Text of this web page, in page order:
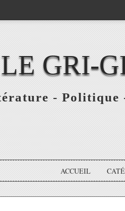
LE GRI-
- Politique
ACCUEIL